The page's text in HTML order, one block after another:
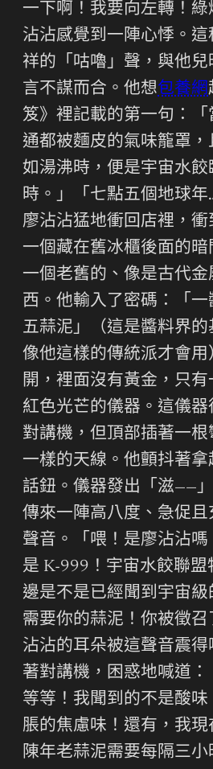
一下啊！我要向左轉！
沾沾感覺到一陣心悸。
祥的「咕嚕」聲，與他
言不謀而合。他想包養網
笈》裡記載的第一句：
通都被麵皮的氣味籠罩
如湯沸時，便是宇宙水餃
時。」「七點五個地球年
廖沾沾猛地衝回店裡，衝
一個藏在舊冰櫃後面的
一個老舊的、像是古代
西。他輸入了密碼：「
五蒜泥」（這是醬料界的
像他這樣的傳統派才會用
開，裡面沒有黃金，只
紅色光芒的儀器。這儀
對講機，但頂部插著一
一樣的天線。他顫抖著
話鈕。儀器發出「滋——
傳來一陣高八度、急促
聲音。「喂！是廖沾沾
是 K-999！宇宙水餃聯盟
邊是不是已經聞到宇宙
需要你的蒜泥！你被徵
沾沾的耳朵被這聲音震
著對講機，困惑地喊道：
等等！我聞到的不是酸
脹的焦慮味！還有，我
陳年老蒜泥需要每隔三